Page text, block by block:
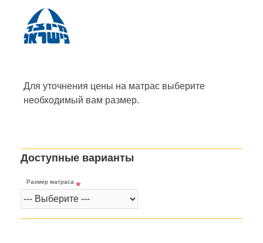
Для уточнения цены на матрас выберите
необходимый вам размер.
Доступные варианты
Размер матраса